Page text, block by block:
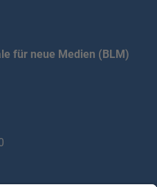
für neue Medien (BLM)